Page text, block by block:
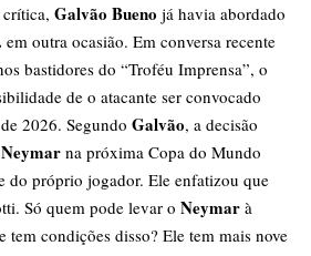
Galvão Bueno já havia abordado
em outra ocasião. Em conversa recente
bastidores do “Troféu Imprensa”, o
de o atacante ser convocado
2026. Segundo Galvão, a decisão
Neymar na próxima Copa do Mundo
do próprio jogador. Ele enfatizou que
Só quem pode levar o Neymar à
tem condições disso? Ele tem mais nove